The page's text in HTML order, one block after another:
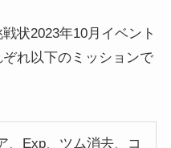
状2023年10月イベント
れ以下のミッションで
、Exp、ツム消去、コ